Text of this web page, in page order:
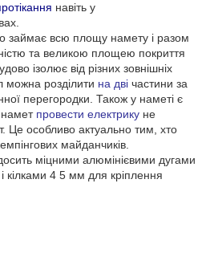
навіть у
займає всю площу намету і разом
та великою площею покриття
ізолює від різних зовнішніх
можна розділити на дві частини за
перегородки. Також у наметі є
провести електрику не
Це особливо актуально тим, хто
майданчиків.
міцними алюмінієвими дугами
4 5 мм для кріплення